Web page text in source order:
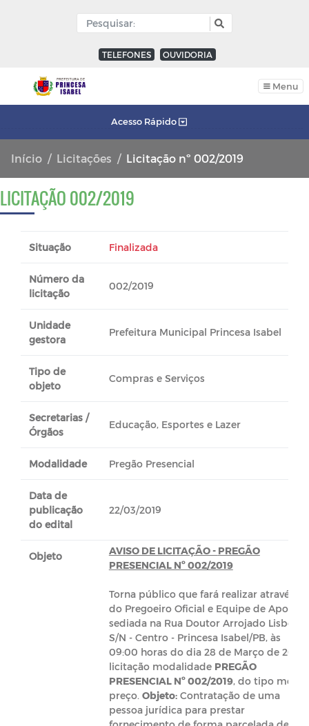
TELEFONES OUVIDORIA
Menu
Acesso Rápido
Início Licitações Licitação nº 002/2019
LICITAÇÃO 002/2019
Situação Finalizada
Número da
licitação
002/2019
Unidade
gestora
Prefeitura Municipal Princesa Isabel
Tipo de
objeto
Compras e Serviços
Secretarias /
Órgãos
Educação, Esportes e Lazer
Modalidade Pregão Presencial
Data de
publicação
do edital
22/03/2019
Objeto AVISO DE LICITAÇÃO - PREGÃO
PRESENCIAL Nº 002/2019
Torna público que fará realizar através
do Pregoeiro Oficial e Equipe de Apoio,
sediada na Rua Doutor Arrojado Lisboa,
S/N - Centro - Princesa Isabel/PB, às
09:00 horas do dia 28 de Março de 2019,
licitação modalidade PREGÃO
PRESENCIAL Nº 002/2019, do tipo menor
preço. Objeto:Contratação de uma
pessoa jurídica para prestar